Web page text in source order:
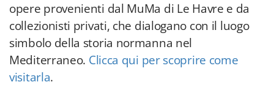
opere provenienti dal MuMa di Le Havre e da
collezionisti privati, che dialogano con il luogo
simbolo della storia normanna nel
Mediterraneo. Clicca qui per scoprire come
visitarla.